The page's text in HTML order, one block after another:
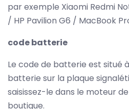
par exemple Xiaomi Redmi
/ HP Pavilion G6 / MacBook
code batterie
Le code de batterie est situé
batterie sur la plaque
saisissez-le dans le moteur
boutique.